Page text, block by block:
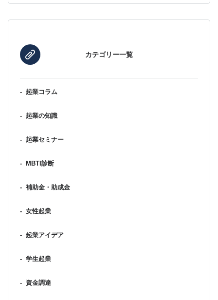
カテゴリー一覧
- 起業コラム
- 起業の知識
- 起業セミナー
- MBTI診断
- 補助金・助成金
- 女性起業
- 起業アイデア
- 学生起業
- 資金調達